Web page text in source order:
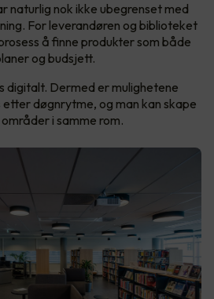
naturlig nok ikke ubegrenset med
For leverandøren og biblioteket
å finne produkter som både
og budsjett.
digitalt. Dermed er mulighetene
døgnrytme, og man kan skape
i samme rom.